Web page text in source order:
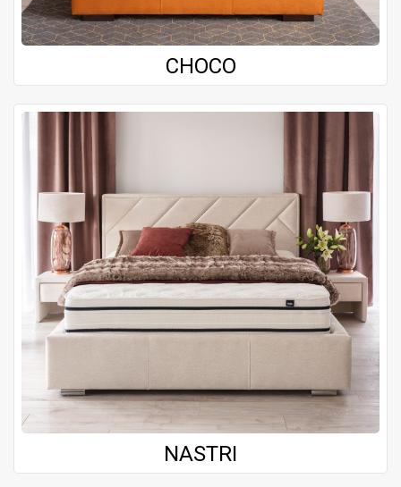
CHOCO
NASTRI